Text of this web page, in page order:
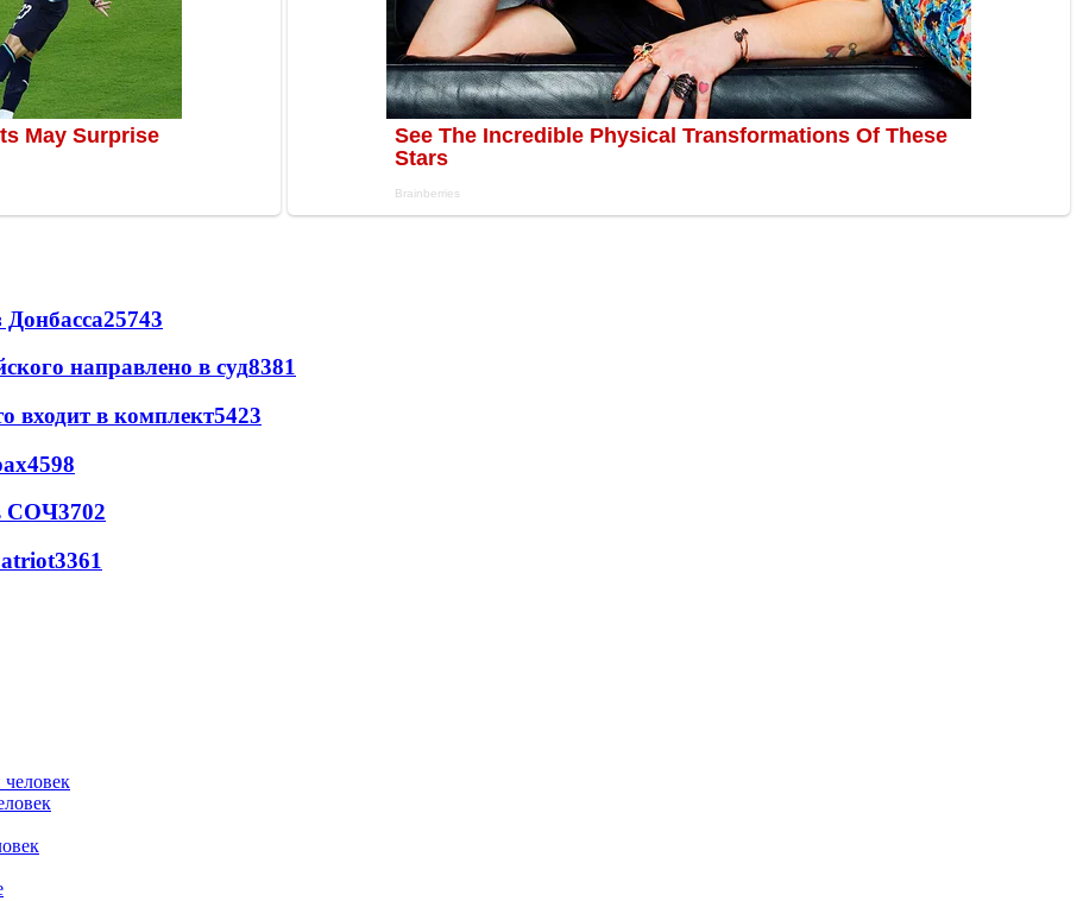
25743
направлено в суд8381
входит в комплект5423
4598
СОЧ3702
3361